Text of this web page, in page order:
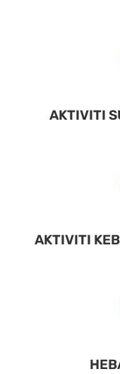
AKTIVITI
AKTIVITI